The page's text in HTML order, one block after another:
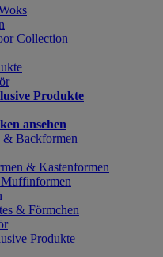
Collection
Produkte
ansehen
& Backformen
& Kastenformen
& Förmchen
Produkte